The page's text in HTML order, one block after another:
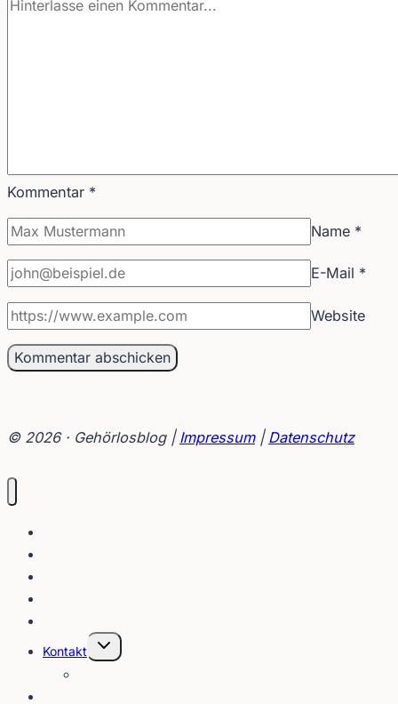
Kommentar *
Name *
E-Mail *
Website
© 2026 · Gehörlosblog | Impressum| Datenschutz
Kontakt
Untermenü
umschalten